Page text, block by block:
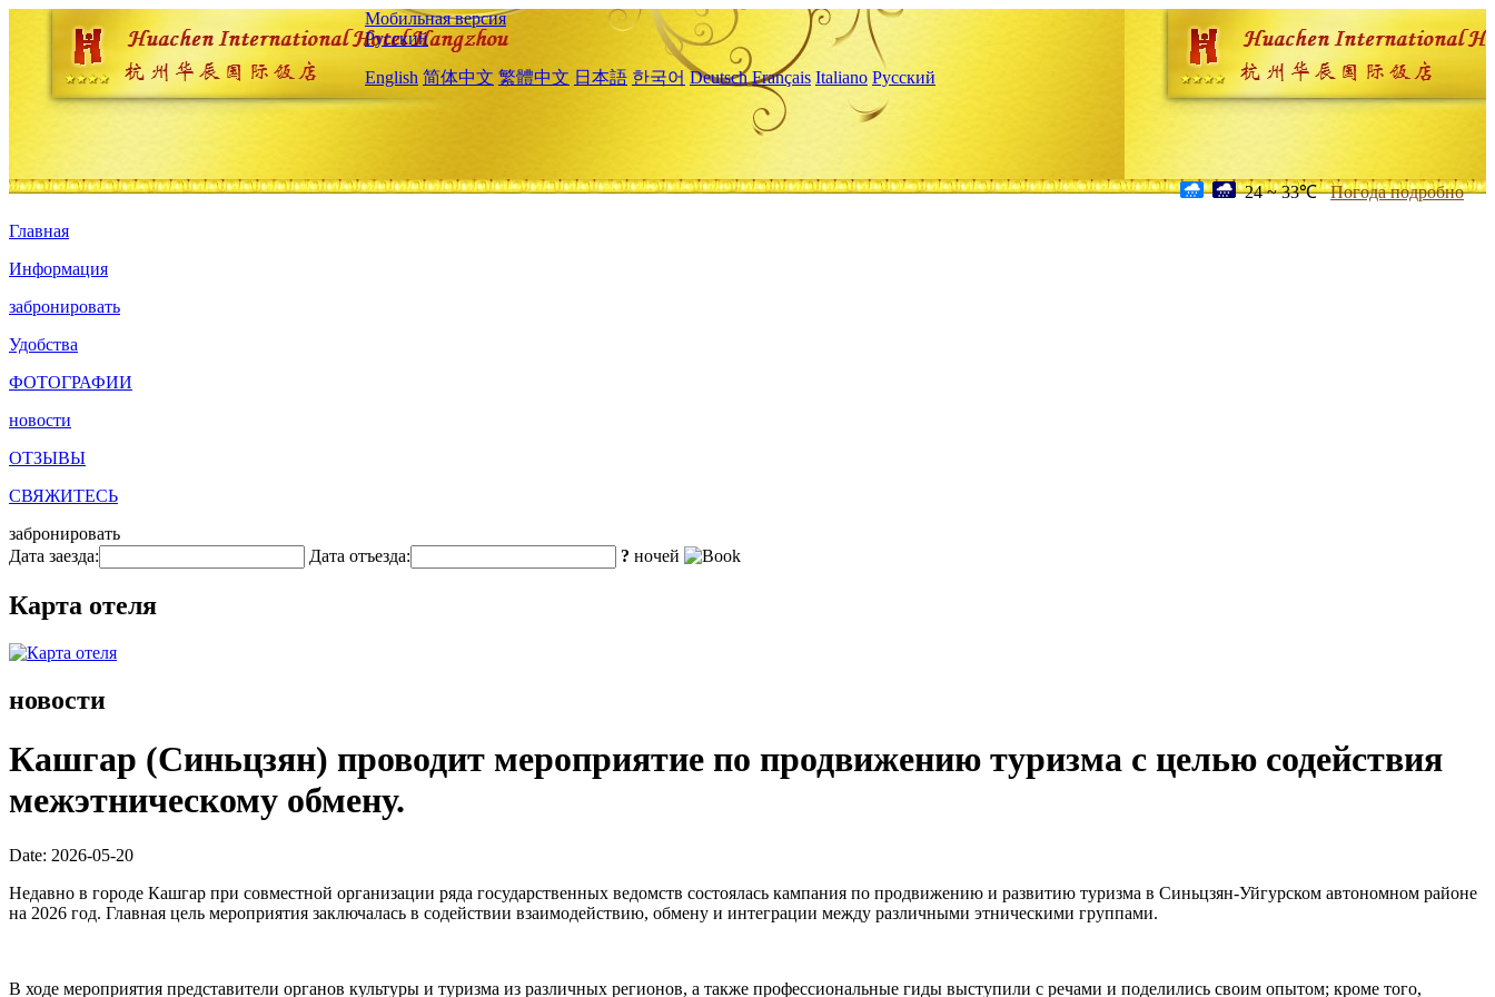
Мобильная версия
Русский
English 简体中文 繁體中文 日本語 한국어 Deutsch Français Italiano Русский
24 ~ 33℃ Погода подробно
Главная
Информация
забронировать
Удобства
ФОТОГРАФИИ
новости
ОТЗЫВЫ
СВЯЖИТЕСЬ
забронировать
Дата заезда:
Дата отъезда: ? ночей
Карта отеля
новости
Кашгар (Синьцзян) проводит мероприятие по продвижению туризма с целью содействия
межэтническому обмену.
Date: 2026-05-20
Недавно в городе Кашгар при совместной организации ряда государственных ведомств состоялась кампания по продвижению и развитию туризма в Синьцзян-Уйгурском автономном районе
на 2026 год. Главная цель мероприятия заключалась в содействии взаимодействию, обмену и интеграции между различными этническими группами.
В ходе мероприятия представители органов культуры и туризма из различных регионов, а также профессиональные гиды выступили с речами и поделились своим опытом; кроме того,